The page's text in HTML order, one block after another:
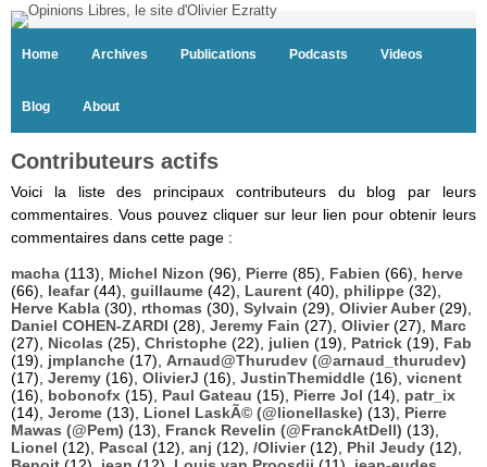
Home Archives Publications Podcasts Videos
Blog About
Contributeurs actifs
Voici la liste des principaux contributeurs du blog par leurs
commentaires. Vous pouvez cliquer sur leur lien pour obtenir leurs
commentaires dans cette page :
macha (113), Michel Nizon (96), Pierre (85), Fabien (66), herve
(66), leafar(44), guillaume (42), Laurent (40), philippe (32),
Herve Kabla (30), rthomas (30), Sylvain (29), Olivier Auber(29),
Daniel COHEN-ZARDI (28), Jeremy Fain (27), Olivier(27), Marc
(27), Nicolas (25), Christophe (22), julien (19), Patrick (19), Fab
(19), jmplanche (17), Arnaud@Thurudev (@arnaud_thurudev)
(17), Jeremy (16), OlivierJ (16), JustinThemiddle (16), vicnent
(16), bobonofx (15), Paul Gateau (15), Pierre Jol (14), patr_ix
(14), Jerome (13), Lionel LaskÃ© (@lionellaske) (13), Pierre
Mawas (@Pem) (13), Franck Revelin (@FranckAtDell) (13),
Lionel (12), Pascal (12), anj (12), /Olivier(12), Phil Jeudy (12),